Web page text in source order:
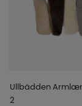
Ullbädden
2